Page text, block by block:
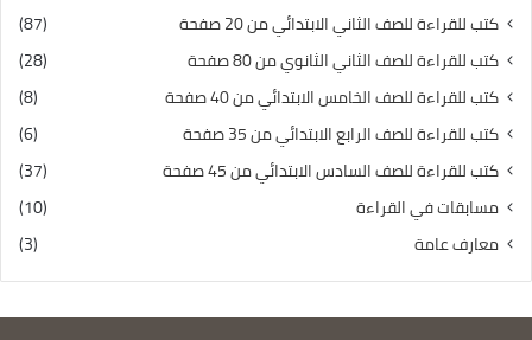
كتب للقراءة للصف الثاني الابتدائي من 20 صفحة
(87)
كتب للقراءة للصف الثاني الثانوي من 80 صفحة
(28)
كتب للقراءة للصف الخامس الابتدائي من 40 صفحة
(8)
كتب للقراءة للصف الرابع الابتدائي من 35 صفحة
(6)
كتب للقراءة للصف السادس الابتدائي من 45 صفحة
(37)
مسابقات في القراءة
(10)
معارف عامة
(3)